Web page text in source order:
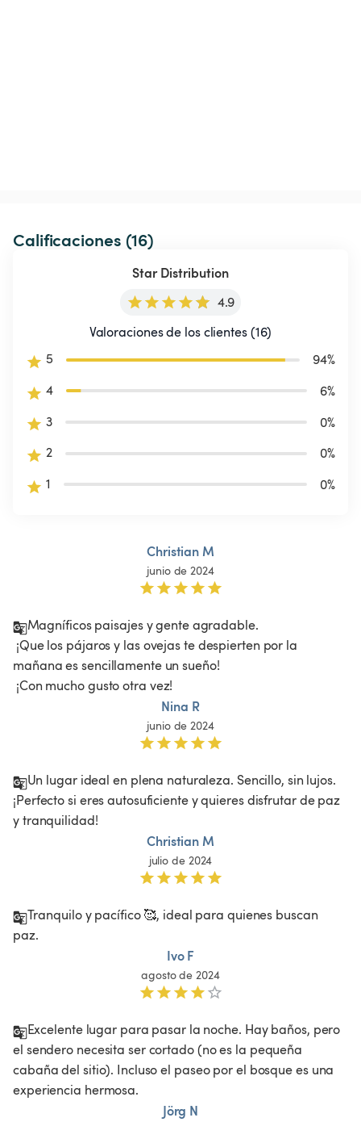
Calificaciones (16)
Star Distribution
4.9
Valoraciones de los clientes (16)
5
94%
4
6%
3
0%
2
0%
1
0%
Christian M
junio de 2024
Magníficos paisajes y gente agradable.
mañana es sencillamente un sueño!
¡Con mucho gusto otra vez!
Nina R
junio de 2024
Un lugar ideal en plena naturaleza. Sencillo, sin lujos.
¡Perfecto si eres autosuficiente y quieres disfrutar de paz
y tranquilidad!
Christian M
julio de 2024
Tranquilo y pacífico 🥰, ideal para quienes buscan
paz.
Ivo F
agosto de 2024
Excelente lugar para pasar la noche. Hay baños, pero
el sendero necesita ser cortado (no es la pequeña
cabaña del sitio). Incluso el paseo por el bosque es una
experiencia hermosa.
Jörg N